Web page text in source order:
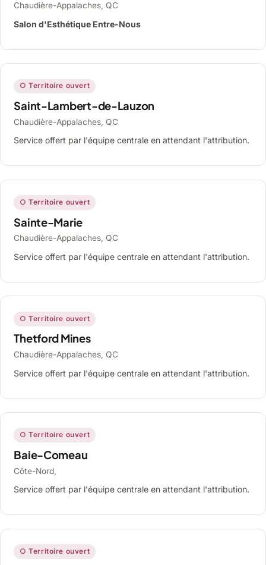
Chaudière-Appalaches, QC
Salon d'Esthétique Entre-Nous
○ Territoire ouvert
Saint-Lambert-de-Lauzon
Chaudière-Appalaches, QC
Service offert par l'équipe centrale en attendant l'attribution.
○ Territoire ouvert
Sainte-Marie
Chaudière-Appalaches, QC
Service offert par l'équipe centrale en attendant l'attribution.
○ Territoire ouvert
Thetford Mines
Chaudière-Appalaches, QC
Service offert par l'équipe centrale en attendant l'attribution.
○ Territoire ouvert
Baie-Comeau
Côte-Nord,
Service offert par l'équipe centrale en attendant l'attribution.
○ Territoire ouvert